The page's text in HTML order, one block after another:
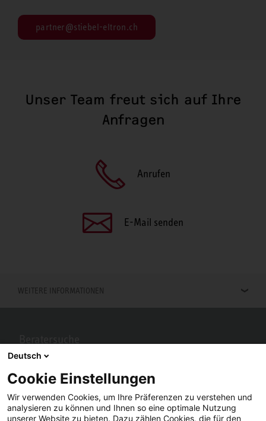
partner@stiebel-eltron.ch
Unser Team freut sich auf Ihre
Anfragen
Anrufen
E-Mail senden
WEITERE INFORMATIONEN
Berater in Ihrer Nähe gesucht? Mit STIEBEL ELTRON kein Problem.
Deutsch
Cookie Einstellungen
Wir verwenden Cookies, um Ihre Präferenzen zu verstehen und
analysieren zu können und Ihnen so eine optimale Nutzung
unserer Website zu bieten. Dazu zählen Cookies, die für den